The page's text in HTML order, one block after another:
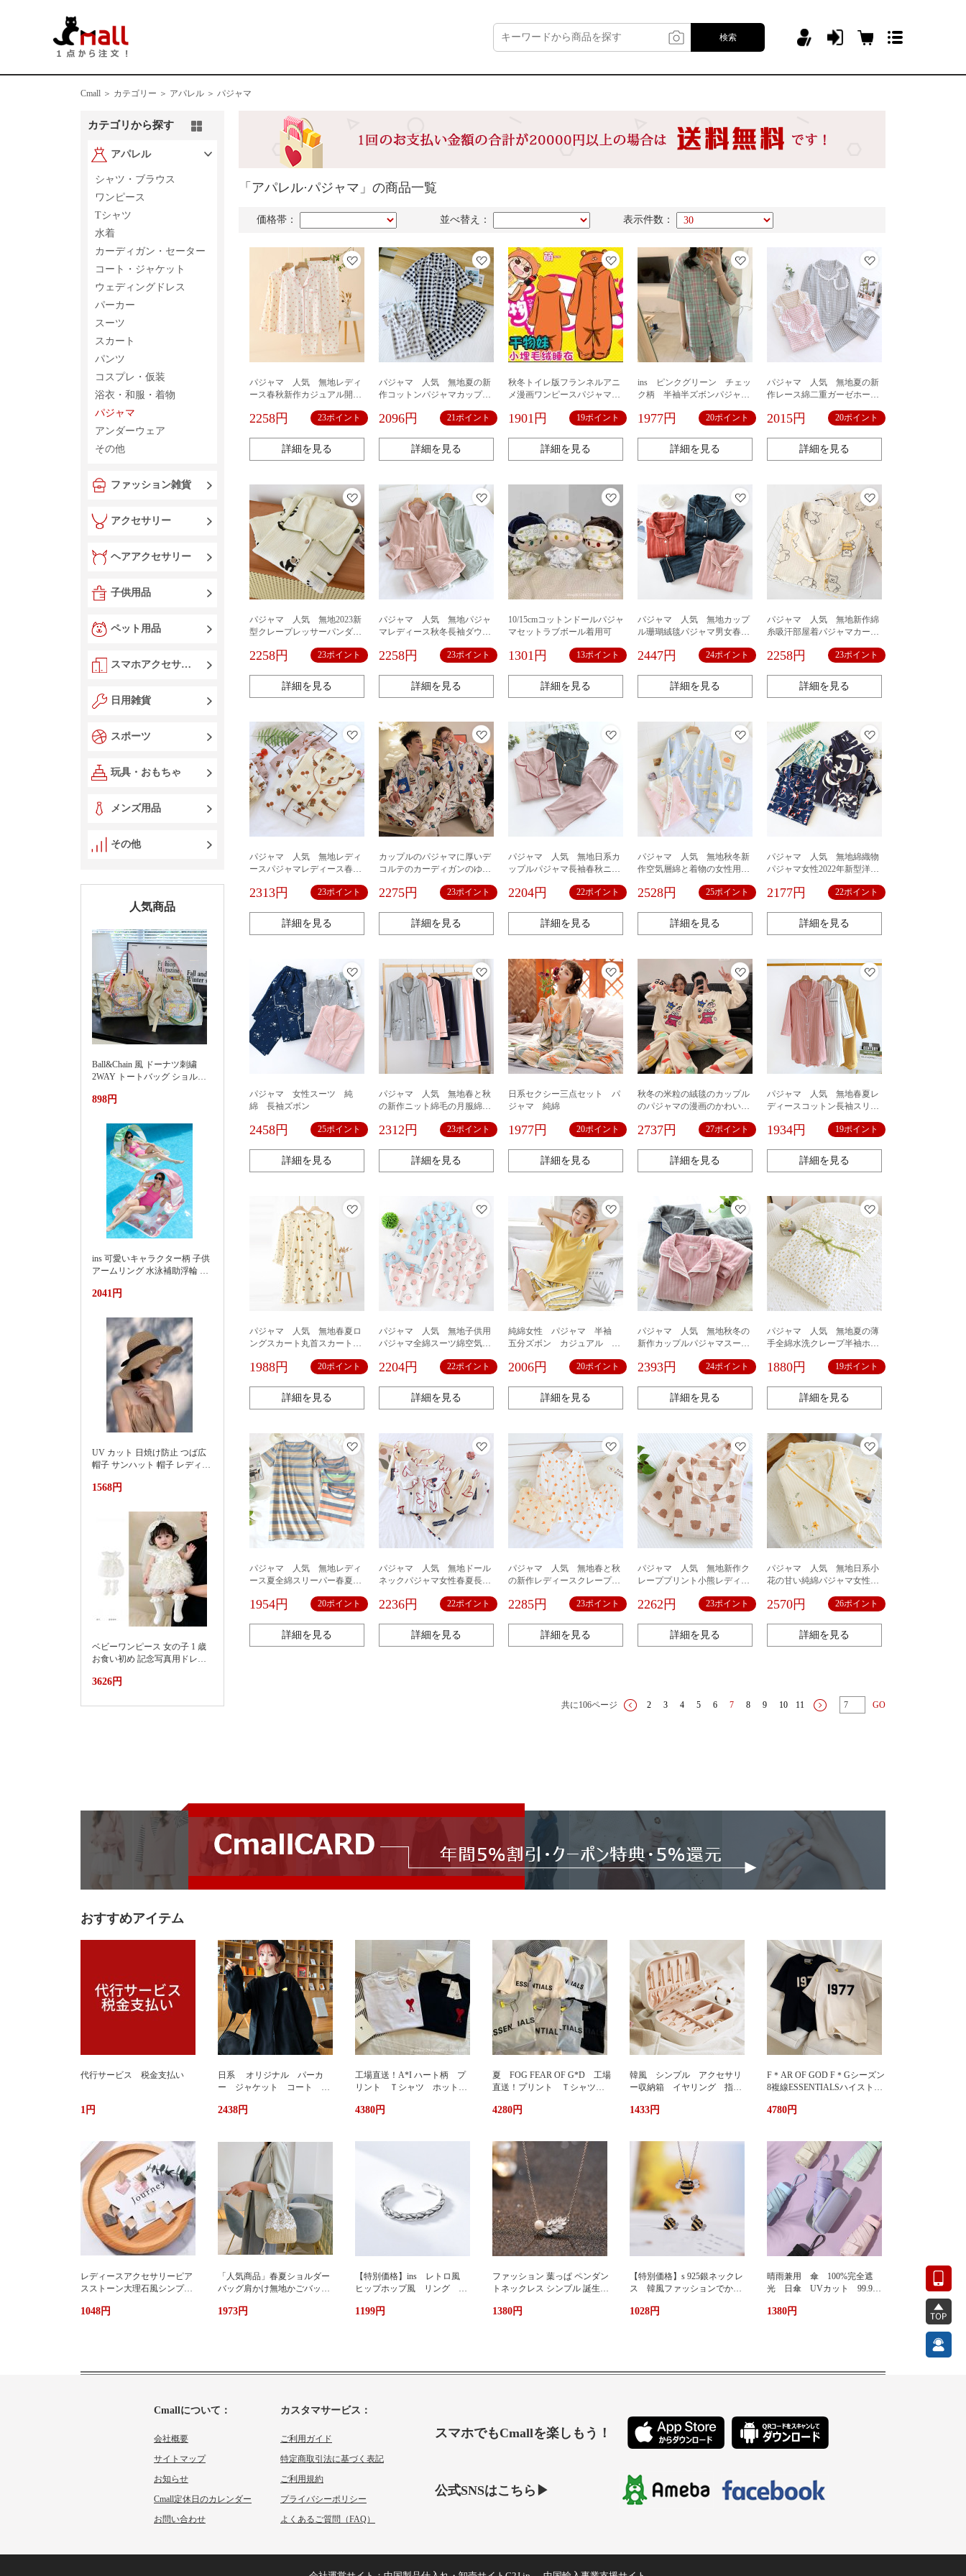
検索
Cmall ＞ カテゴリー ＞ アパレル ＞ パジャマ
カテゴリから探す
アパレル
シャツ・ブラウス
ワンピース
Tシャツ
水着
カーディガン・セーター
コート・ジャケット
ウェディングドレス
パーカー
スーツ
スカート
パンツ
コスプレ・仮装
浴衣・和服・着物
パジャマ
アンダーウェア
その他
ファッション雑貨
アクセサリー
ヘアアクセサリー
子供用品
ペット用品
スマホアクセサリー
日用雑貨
スポーツ
玩具・おもちゃ
メンズ用品
その他
人気商品
Ball&Chain 風 ドーナツ刺繍
2WAY トートバッグ ショルダ
ッグ 大容量通勤カバン夏季新
搭通勤小众大容量单肩购物袋
898円
ins 可愛いキャラクター柄 子供
アームリング 水泳補助浮輪 プ
池遮阳蓬浮床充气浮排男女水
2041円
UV カット 日焼け防止 つば広
帽子 サンハット 帽子 レディー
好看防晒显脸小沙滩海边防紫
1568円
ベビーワンピース 女の子 1 歳
お食い初め 記念写真用ドレス
周礼服裙子婴儿夏装连衣裙蛋
3626円
「アパレル·パジャマ」の商品一覧
価格帯： 並べ替え： 表示件数：
パジャマ 人気 無地レディ
ース春秋新作カジュアル開襟
ーツ甘い雰囲気で部屋着を外
2258円 23ポイント
詳細を見る
パジャマ 人気 無地夏の新
作コットンパジャマカップル
半袖長ズボンセット現品1枚で
2096円 21ポイント
詳細を見る
秋冬トイレ版フランネルアニ
メ漫画ワンピースパジャマ干
温ホームウェア
1901円 19ポイント
詳細を見る
ins ピンクグリーン チェッ
ク柄 半袖半ズボンパジャマ
1977円 20ポイント
詳細を見る
パジャマ 人気 無地夏の新
作レース綿二重ガーゼホーム
ディースチェックパジャマセ
2015円 20ポイント
詳細を見る
パジャマ 人気 無地2023新
型クレープレッサーパンダパ
袖長ズボンレディースルーム
2258円 23ポイント
詳細を見る
パジャマ 人気 無地パジャ
マレディース秋冬長袖ダウン
ンネル部屋着冬スーツ
2258円 23ポイント
詳細を見る
10/15cmコットンドールパジャ
マセットラブボール着用可
1301円 13ポイント
詳細を見る
パジャマ 人気 無地カップ
ル珊瑚絨毯パジャマ男女春秋
フランネル部屋着
2447円 24ポイント
詳細を見る
パジャマ 人気 無地新作綿
糸吸汗部屋着パジャマカート
着2点セット
2258円 23ポイント
詳細を見る
パジャマ 人気 無地レディ
ースパジャマレディース春秋
全綿秋冬冬レディーススーツ
2313円 23ポイント
詳細を見る
カップルのパジャマに厚いデ
コルテのカーディガンのゆっ
の秋冬の暖かい漫画のスヌー
2275円 23ポイント
詳細を見る
パジャマ 人気 無地日系カ
ップルパジャマ長袖春秋ニッ
着セット純色
2204円 22ポイント
詳細を見る
パジャマ 人気 無地秋冬新
作空気層綿と着物の女性用パ
厚手漢服は甘くてかわいいサ
2528円 25ポイント
詳細を見る
パジャマ 人気 無地綿織物
パジャマ女性2022年新型洋風
寮高校生の早春ファッション
2177円 22ポイント
詳細を見る
パジャマ 女性スーツ 純
綿 長袖ズボン
2458円 25ポイント
詳細を見る
パジャマ 人気 無地春と秋
の新作ニット綿毛の月服綿の
ルでかわいいパジャマセット
2312円 23ポイント
詳細を見る
日系セクシー三点セット パ
ジャマ 純綿
1977円 20ポイント
詳細を見る
秋冬の米粒の絨毯のカップル
のパジャマの漫画のかわいい
ットの保温のカップルの部屋
2737円 27ポイント
詳細を見る
パジャマ 人気 無地春夏レ
ディースコットン長袖スリー
ガーゼホームスカートクレー
1934円 19ポイント
詳細を見る
パジャマ 人気 無地春夏ロ
ングスカート丸首スカートス
気性柔軟外着ゆったり家居長
1988円 20ポイント
詳細を見る
パジャマ 人気 無地子供用
パジャマ全綿スーツ綿空気層
ちゃん女性子供服部屋着
2204円 22ポイント
詳細を見る
純綿女性 パジャマ 半袖
五分ズボン カジュアル ホ
2006円 20ポイント
詳細を見る
パジャマ 人気 無地秋冬の
新作カップルパジャマスーツ
男女厚着家着保温服
2393円 24ポイント
詳細を見る
パジャマ 人気 無地夏の薄
手全綿水洗クレープ半袖ホー
愛い全綿スリーパー外着パジ
1880円 19ポイント
詳細を見る
パジャマ 人気 無地レディ
ース夏全綿スリーパー春夏ゆ
ェアレディース薄手外着可能
1954円 20ポイント
詳細を見る
パジャマ 人気 無地ドール
ネックパジャマ女性春夏長袖
トカートゥーンカジュアルル
2236円 22ポイント
詳細を見る
パジャマ 人気 無地春と秋
の新作レディースクレープホ
ロス織綿ホームカジュアル2点
2285円 23ポイント
詳細を見る
パジャマ 人気 無地新作ク
レーププリント小熊レディー
り大きめサイズ通気性小開襟
2262円 23ポイント
詳細を見る
パジャマ 人気 無地日系小
花の甘い純綿パジャマ女性用
卸売代理
2570円 26ポイント
詳細を見る
2 3 4 5 6 7 8 9 10 11
共に106ページ GO
おすすめアイテム
代行サービス 税金支払い
1円
日系 オリジナル パーカ
ー ジャケット コート 暖
ス ユニセックス 男女兼用
2438円
工場直送！A*I ハート柄 プ
リント Ｔシャツ ホットプ
ニセックス おしゃれ スト
4380円
夏 FOG FEAR OF G*D 工場
直送！プリント Ｔシャツ
兼用 ユニセックス おしゃ
4280円
韓風 シンプル アクセサリ
ー収納箱 イヤリング 指
ックス ジュエリーケース ジ
い 小物入れ イアリン
グ ピアス 首飾り アクセ
サリー ケース
1433円
F＊AR OF GOD F＊Gシーズン
8複線ESSENTIALSハイストリ
ツカップル半袖
4780円
レディースアクセサリーピア
スストーン大理石風シンプル
1048円
「人気商品」春夏ショルダー
バッグ肩かけ無地かごバッグ
1973円
【特別価格】ins レトロ風
ヒップホップ風 リング シ
ン 個性 s 925純銀 オーダ
1199円
ファッション 葉っぱ ペンダン
トネックレス シンプル 誕生日
レディースファッション 新作
1380円
【特別価格】s 925銀ネックレ
ス 韓風ファッションでかわ
1028円
晴雨兼用 傘 100%完全遮
光 日傘 UVカット 99.9%
み傘 遮光 遮熱 撥水 耐
1380円
Cmallについて：
会社概要
サイトマップ
お知らせ
Cmall定休日のカレンダー
お問い合わせ
カスタマサービス：
ご利用ガイド
特定商取引法に基づく表記
ご利用規約
プライバシーポリシー
よくあるご質問（FAQ）
スマホでもCmallを楽しもう！
公式SNSはこちら▶